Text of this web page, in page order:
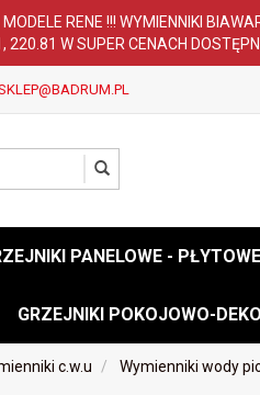
RENE !!! WYMIENNIKI
W SUPER CENACH
PANELOWE - PŁYTOWE
GRZEJNIKI POKOJOWO-
c.w.u Wymienniki wody